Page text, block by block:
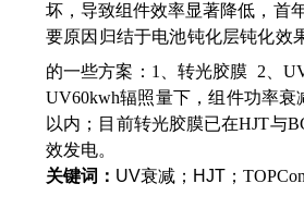
坏，导致组件效率显著降低，首
要原因归结于电池钝化层钝化效
的一些方案： 1 、转光胶膜 2
UV60kwh辐照量下，组件功率衰
以内；目前转光胶膜已在HJT与
效发电。
关键词： UV衰减 ； HJT ； TOPCon